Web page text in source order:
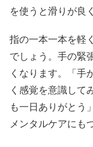
を使うと滑りが良
指の一本一本を軽
でしょう。手の緊
くなります。「手
く感覚を意識して
も一日ありがとう
メンタルケアにも